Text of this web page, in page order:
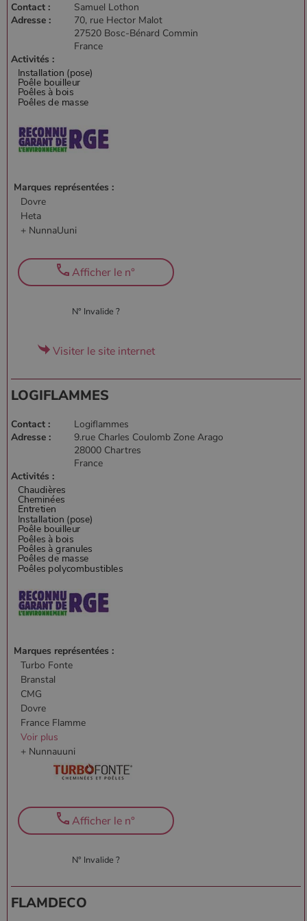
Contact :
Samuel Lothon
Adresse :
70, rue Hector Malot
27520 Bosc-Bénard Commin
France
Activités :
Marques représentées :
Dovre
Heta
+ NunnaUuni
N° Invalide ?
Afficher le n°
Visiter le site internet
LOGIFLAMMES
Contact :
Logiflammes
Adresse :
9.rue Charles Coulomb Zone Arago
28000 Chartres
France
Activités :
Marques représentées :
Turbo Fonte
Branstal
CMG
Dovre
France Flamme
Voir plus
+ Nunnauuni
N° Invalide ?
Afficher le n°
FLAMDECO